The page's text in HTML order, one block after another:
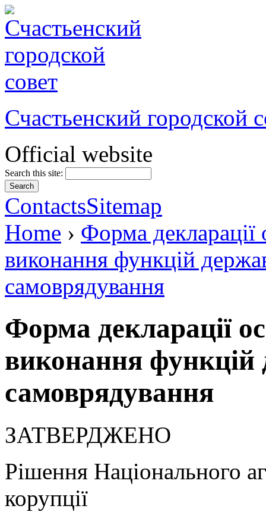
Счастьенский городской
Official website
Search this site:
ContactsSitemap
Home › Форма
виконання функцій
самоврядування
Форма декларації
виконання функцій
самоврядування
ЗАТВЕРДЖЕНО
Рішення Національного
корупції